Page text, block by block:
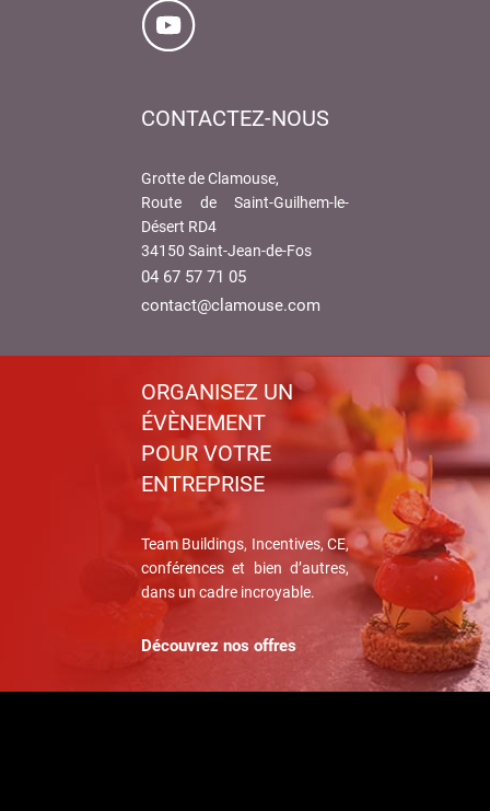
CONTACTEZ-NOUS
Grotte de Clamouse,
Route de Saint-Guilhem-le-
Désert RD4
34150 Saint-Jean-de-Fos
04 67 57 71 05
contact@clamouse.com
ORGANISEZ UN
ÉVÈNEMENT
POUR VOTRE
ENTREPRISE
Team Buildings, Incentives, CE,
conférences et bien d’autres,
dans un cadre incroyable.
Découvrez nos offres